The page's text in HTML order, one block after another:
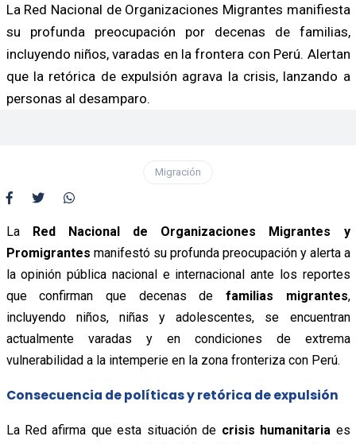
La Red Nacional de Organizaciones Migrantes manifiesta
su profunda preocupación por decenas de familias,
incluyendo niños, varadas en la frontera con Perú. Alertan
que la retórica de expulsión agrava la crisis, lanzando a
personas al desamparo.
Migración
La Red Nacional de Organizaciones Migrantes y
Promigrantes manifestó su profunda preocupación y alerta a
la opinión pública nacional e internacional ante los reportes
que confirman que decenas de familias migrantes,
incluyendo niños, niñas y adolescentes, se encuentran
actualmente varadas y en condiciones de extrema
vulnerabilidad a la intemperie en la zona fronteriza con Perú.
Consecuencia de políticas y retórica de expulsión
La Red afirma que esta situación de crisis humanitaria es